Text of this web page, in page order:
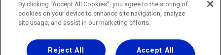
By clicking “Accept All Cookies”, you agree to the storing of
cookies on your device to enhance site navigation, analyze
site usage, and assist in our marketing efforts.
Accept All
Reject All